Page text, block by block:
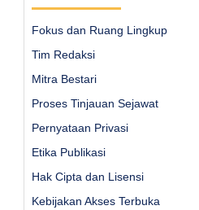
Fokus dan Ruang Lingkup
Tim Redaksi
Mitra Bestari
Proses Tinjauan Sejawat
Pernyataan Privasi
Etika Publikasi
Hak Cipta dan Lisensi
Kebijakan Akses Terbuka